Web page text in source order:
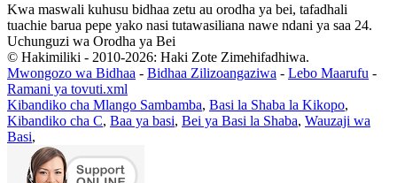
Kwa maswali kuhusu bidhaa zetu au orodha ya bei, tafadhali
tuachie barua pepe yako nasi tutawasiliana nawe ndani ya saa 24.
Uchunguzi wa Orodha ya Bei
© Hakimiliki - 2010-2026: Haki Zote Zimehifadhiwa.
Mwongozo wa Bidhaa - Bidhaa Zilizoangaziwa - Lebo Maarufu -
Ramani ya tovuti.xml
Kibandiko cha Mlango Sambamba, Basi la Shaba la Kikopo,
Kibandiko cha C, Baa ya basi, Bei ya Basi la Shaba, Wauzaji wa
Basi,